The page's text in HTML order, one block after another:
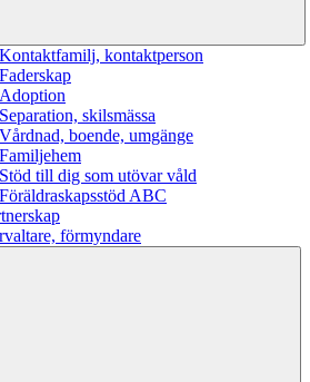
Kontaktfamilj, kontaktperson
Faderskap
Adoption
Separation, skilsmässa
Vårdnad, boende, umgänge
Familjehem
Stöd till dig som utövar våld
Föräldraskapsstöd ABC
förmyndare